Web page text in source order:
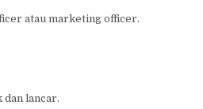
atau marketing officer.
lancar.